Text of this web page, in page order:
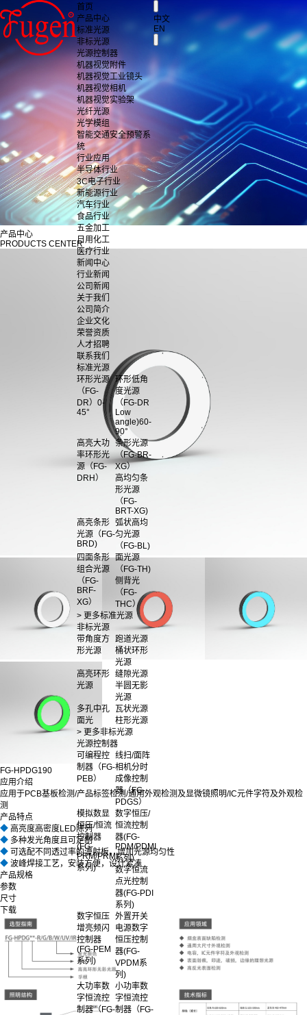
首页
产品中心
标准光源
非标光源
光源控制器
机器视觉附件
机器视觉工业镜头
机器视觉相机
机器视觉实验架
光纤光源
光学模组
智能交通安全预警系
统
行业应用
半导体行业
3C电子行业
新能源行业
汽车行业
食品行业
五金加工
日用化工
医疗行业
新闻中心
行业新闻
公司新闻
关于我们
公司简介
企业文化
荣誉资质
人才招聘
联系我们
标准光源
环形光源
（FG-
DR）0-
45°
环形低角
度光源
（FG-DR
Low
angle)60-
90°
高亮大功
率环形光
源（FG-
DRH）
条形光源
（FG-BR-
XG）
高均匀条
形光源
（FG-
BRT-XG)
高亮条形
光源（FG-
BRD)
弧状高均
匀光源
（FG-BL)
四面条形
组合光源
（FG-
BRF-
XG）
面光源
（FG-TH)
侧背光
（FG-
THC）
> 更多标准光源
非标光源
带角度方
形光源
跑道光源
桶状环形
光源
高亮环形
光源
缝隙光源
半圆无影
光源
多孔中孔
面光
瓦状光源
柱形光源
> 更多非标光源
光源控制器
可编程控
制器（FG-
PEB）
线扫/面阵
相机分时
成像控制
器（FG-
PDGS）
模拟数显
恒压/恒流
控制器
(FG-
PRM/PRMI
系列)
数字恒压/
恒流控制
器(FG-
PDM/PDMI
系列)
数字恒流
点光控制
器(FG-PDI
系列)
数字恒压
增亮频闪
控制器
(FG-PEM
系列)
外置开关
电源数字
恒压控制
器(FG-
VPDM系
列)
大功率数
字恒流控
制器（FG-
小功率数
字恒流控
制器（FG-
中文
EN
产品中心
PRODUCTS CENTER
FG-HPDG190
应用介绍
应用于PCB基板检测/产品标签检测/通用外观检测及显微镜照明/IC元件字符及外观检
测
产品特点
◆ 高亮度高密度LED陈列
◆ 多种发光角度且可定制
◆ 可选配不同透过率的漫射板，增加光源均匀性
◆ 波峰焊接工艺，安装方便，设计紧凑
产品规格
参数
尺寸
下载